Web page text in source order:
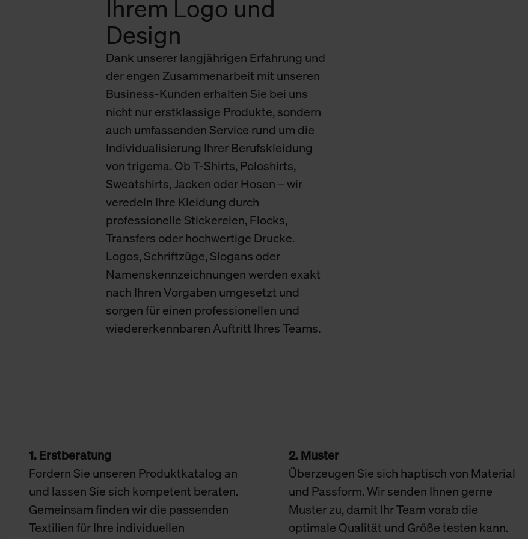
verbundene Verwendung der Cookies sowie die bis zum Zeitpunkt der Änderung
Weitere Informationen über Cookies und Web-Technologien sowie die Nutzung Ihrer
unserer Datenschutzerklärung.
Ihrem Logo und
Design
Dank unserer langjährigen Erfahrung und
der engen Zusammenarbeit mit unseren
Business-Kunden erhalten Sie bei uns
nicht nur erstklassige Produkte, sondern
auch umfassenden Service rund um die
Individualisierung Ihrer Berufskleidung
von trigema. Ob T-Shirts, Poloshirts,
Sweatshirts, Jacken oder Hosen – wir
veredeln Ihre Kleidung durch
professionelle Stickereien, Flocks,
Transfers oder hochwertige Drucke.
Logos, Schriftzüge, Slogans oder
Namenskennzeichnungen werden exakt
nach Ihren Vorgaben umgesetzt und
sorgen für einen professionellen und
wiedererkennbaren Auftritt Ihres Teams.
1. Erstberatung
Fordern Sie unseren Produktkatalog an
und lassen Sie sich kompetent beraten.
Gemeinsam finden wir die passenden
Textilien für Ihre individuellen
2. Muster
Überzeugen Sie sich haptisch von Material
und Passform. Wir senden Ihnen gerne
Muster zu, damit Ihr Team vorab die
optimale Qualität und Größe testen kann.